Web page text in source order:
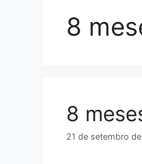
8
8
21 de setembro